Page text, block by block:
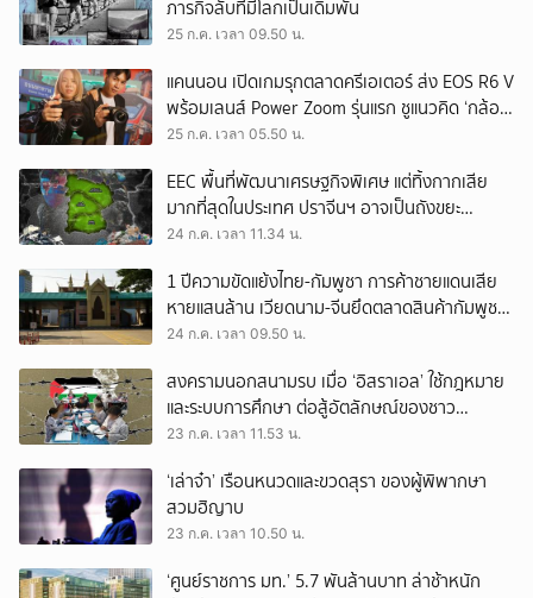
ภารกิจลับที่มีโลกเป็นเดิมพัน
25 ก.ค. เวลา 09.50 น.
แคนนอน เปิดเกมรุกตลาดครีเอเตอร์ ส่ง EOS R6 V
พร้อมเลนส์ Power Zoom รุ่นแรก ชูแนวคิด ‘กล้อง
เดียว เอา(ทุก)เรื่อง’
25 ก.ค. เวลา 05.50 น.
EEC พื้นที่พัฒนาเศรษฐกิจพิเศษ แต่ทิ้งกากเสีย
มากที่สุดในประเทศ ปราจีนฯ อาจเป็นถังขยะ
อุตสาหกรรมใบใหม่?
24 ก.ค. เวลา 11.34 น.
1 ปีความขัดแย้งไทย-กัมพูชา การค้าชายแดนเสีย
หายแสนล้าน เวียดนาม-จีนยึดตลาดสินค้ากัมพูชา
ทดแทนสินค้าไทย
24 ก.ค. เวลา 09.50 น.
สงครามนอกสนามรบ เมื่อ ‘อิสราเอล’ ใช้กฎหมาย
และระบบการศึกษา ต่อสู้อัตลักษณ์ของชาว
ปาเลสไตน์
23 ก.ค. เวลา 11.53 น.
‘เล่าจ๋า’ เรือนหนวดและขวดสุรา ของผู้พิพากษา
สวมฮิญาบ
23 ก.ค. เวลา 10.50 น.
‘ศูนย์ราชการ มท.’ 5.7 พันล้านบาท ล่าช้าหนัก